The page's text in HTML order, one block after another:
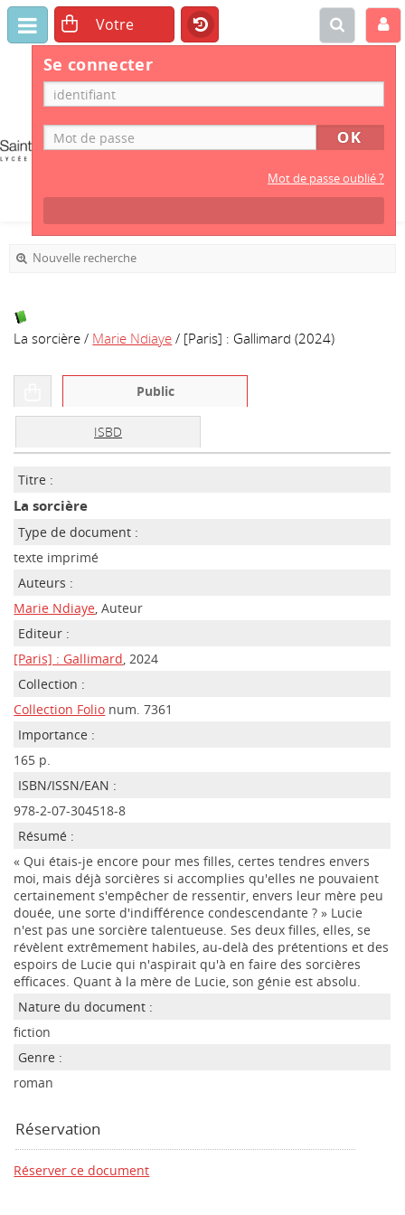
CDI
LYCÉE
PROFESSIONNEL
Se connecter
Mot de passe oublié ?
Nouvelle recherche
La sorcière/ Marie Ndiaye/ [Paris] : Gallimard (2024)
Public
ISBD
Titre :
La sorcière
Type de document :
texte imprimé
Auteurs :
Marie Ndiaye, Auteur
Editeur :
[Paris] : Gallimard, 2024
Collection :
Collection Folio num. 7361
Importance :
165 p.
ISBN/ISSN/EAN :
978-2-07-304518-8
Résumé :
« Qui étais-je encore pour mes filles, certes tendres envers
moi, mais déjà sorcières si accomplies qu'elles ne pouvaient
certainement s'empêcher de ressentir, envers leur mère peu
douée, une sorte d'indifférence condescendante ? » Lucie
n'est pas une sorcière talentueuse. Ses deux filles, elles, se
révèlent extrêmement habiles, au-delà des prétentions et des
espoirs de Lucie qui n'aspirait qu'à en faire des sorcières
efficaces. Quant à la mère de Lucie, son génie est absolu.
Nature du document :
fiction
Genre :
roman
Réservation
Réserver ce document